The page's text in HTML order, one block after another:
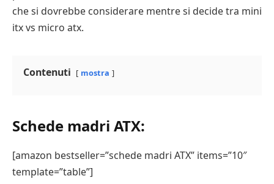
che si dovrebbe considerare mentre si decide tra mini
itx vs micro atx.
Contenuti mostra
Schede madri ATX:
[amazon bestseller=”schede madri ATX” items=”10″
template=”table”]